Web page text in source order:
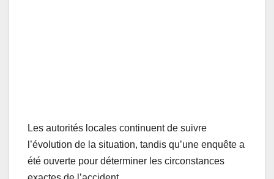
Les autorités locales continuent de suivre
l’évolution de la situation, tandis qu’une enquête a
été ouverte pour déterminer les circonstances